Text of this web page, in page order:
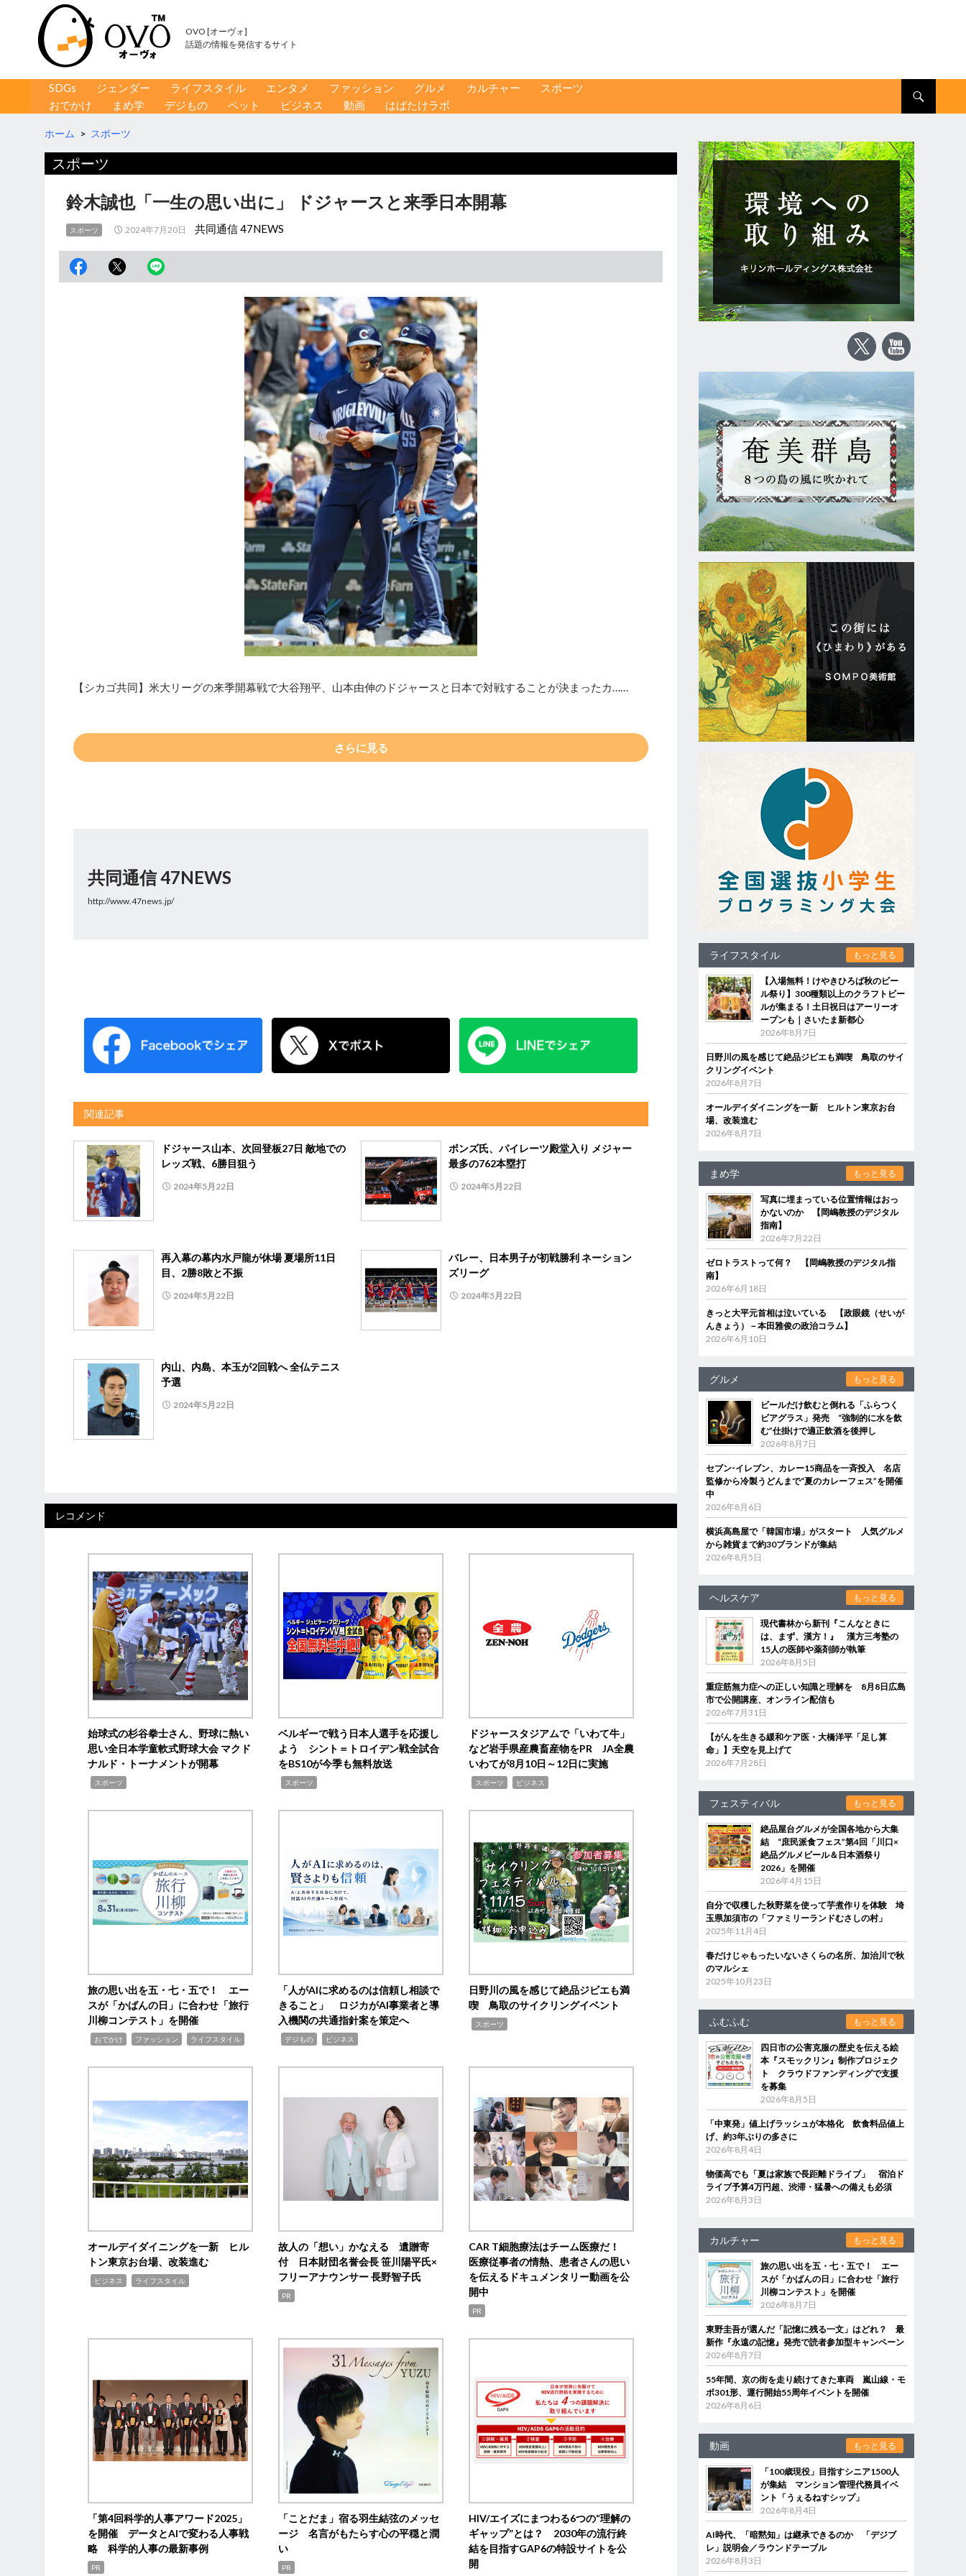
OVO [オーヴォ]
話題の情報を発信するサイト
コンテンツへ移動
SDGs ジェンダー ライフスタイル エンタメ ファッション グルメ カルチャー
スポーツ
おでかけ
まめ学 デジもの ペット ビジネス 動画 はばたけラボ
ホーム > スポーツ
スポーツ
鈴木誠也「一生の思い出に」 ドジャースと来季日本開幕
スポーツ 2024年7月20日 共同通信 47NEWS
【シカゴ共同】米大リーグの来季開幕戦で大谷翔平、山本由伸のドジャースと日本で対戦することが決まったカ……
さらに見る
共同通信 47NEWS
http://www.47news.jp/
関連記事
ドジャース山本、次回登板27日 敵地での
レッズ戦、6勝目狙う
2024年5月22日
ボンズ氏、パイレーツ殿堂入り メジャー
最多の762本塁打
2024年5月22日
再入幕の幕内水戸龍が休場 夏場所11日
目、2勝8敗と不振
2024年5月22日
バレー、日本男子が初戦勝利 ネーション
ズリーグ
2024年5月22日
内山、内島、本玉が2回戦へ 全仏テニス
予選
2024年5月22日
レコメンド
始球式の杉谷拳士さん、野球に熱い
思い全日本学童軟式野球大会 マクド
ナルド・トーナメントが開幕
スポーツ
ベルギーで戦う日本人選手を応援し
よう シント＝トロイデン戦全試合
をBS10が今季も無料放送
スポーツ
ドジャースタジアムで「いわて牛」
など岩手県産農畜産物をPR JA全農
いわてが8月10日～12日に実施
スポーツ ビジネス
旅の思い出を五・七・五で！ エー
スが「かばんの日」に合わせ「旅行
川柳コンテスト」を開催
おでかけ ファッション ライフスタイル
「人がAIに求めるのは信頼し相談で
きること」 ロジカがAI事業者と導
入機関の共通指針案を策定へ
デジもの ビジネス
日野川の風を感じて絶品ジビエも満
喫 鳥取のサイクリングイベント
スポーツ
オールデイダイニングを一新 ヒル
トン東京お台場、改装進む
ビジネス ライフスタイル
故人の「想い」かなえる 遺贈寄
付 日本財団名誉会長 笹川陽平氏×
フリーアナウンサー 長野智子氏
PR
CAR T細胞療法はチーム医療だ！
医療従事者の情熱、患者さんの思い
を伝えるドキュメンタリー動画を公
開中
PR
「第4回科学的人事アワード2025」
を開催 データとAIで変わる人事戦
略 科学的人事の最新事例
PR
「ことだま」宿る羽生結弦のメッセ
ージ 名言がもたらす心の平穏と潤
い
PR
HIV/エイズにまつわる6つの“理解の
ギャップ”とは？ 2030年の流行終
結を目指すGAP6の特設サイトを公
開
ライフスタイル もっと見る
【入場無料！けやきひろば秋のビー
ル祭り】300種類以上のクラフトビー
ルが集まる！土日祝日はアーリーオ
ープンも｜さいたま新都心
2026年8月7日
日野川の風を感じて絶品ジビエも満喫 鳥取のサイ
クリングイベント
2026年8月7日
オールデイダイニングを一新 ヒルトン東京お台
場、改装進む
2026年8月7日
まめ学 もっと見る
写真に埋まっている位置情報はおっ
かないのか 【岡嶋教授のデジタル
指南】
2026年7月22日
ゼロトラストって何？ 【岡嶋教授のデジタル指
南】
2026年6月18日
きっと大平元首相は泣いている 【政眼鏡（せいが
んきょう）－本田雅俊の政治コラム】
2026年6月10日
グルメ もっと見る
ビールだけ飲むと倒れる「ふらつく
ビアグラス」発売 “強制的に水を飲
む”仕掛けで適正飲酒を後押し
2026年8月7日
セブン‐イレブン、カレー15商品を一斉投入 名店
監修から冷製うどんまで“夏のカレーフェス”を開催
中
2026年8月6日
横浜高島屋で「韓国市場」がスタート 人気グルメ
から雑貨まで約30ブランドが集結
2026年8月5日
ヘルスケア もっと見る
現代書林から新刊『こんなときに
は、まず、漢方！』 漢方三考塾の
15人の医師や薬剤師が執筆
2026年8月5日
重症筋無力症への正しい知識と理解を 8月8日広島
市で公開講座、オンライン配信も
2026年7月31日
【がんを生きる緩和ケア医・大橋洋平「足し算
命」】天空を見上げて
2026年7月28日
フェスティバル もっと見る
絶品屋台グルメが全国各地から大集
結 “庶民派食フェス”第4回「川口×
絶品グルメビール＆日本酒祭り
2026」を開催
2026年4月15日
自分で収穫した秋野菜を使って芋煮作りを体験 埼
玉県加須市の「ファミリーランドむさしの村」
2025年11月4日
春だけじゃもったいないさくらの名所、加治川で秋
のマルシェ
2025年10月23日
ふむふむ もっと見る
四日市の公害克服の歴史を伝える絵
本『スモックリン』制作プロジェク
ト クラウドファンディングで支援
を募集
2026年8月5日
「中東発」値上げラッシュが本格化 飲食料品値上
げ、約3年ぶりの多さに
2026年8月4日
物価高でも「夏は家族で長距離ドライブ」 宿泊ド
ライブ予算4万円超、渋滞・猛暑への備えも必須
2026年8月3日
カルチャー もっと見る
旅の思い出を五・七・五で！ エー
スが「かばんの日」に合わせ「旅行
川柳コンテスト」を開催
2026年8月7日
東野圭吾が選んだ「記憶に残る一文」はどれ？ 最
新作『永遠の記憶』発売で読者参加型キャンペーン
2026年8月7日
55年間、京の街を走り続けてきた車両 嵐山線・モ
ボ301形、運行開始55周年イベントを開催
2026年8月6日
動画 もっと見る
「100歳現役」目指すシニア1500人
が集結 マンション管理代務員イベ
ント「うぇるねすシップ」
2026年8月4日
AI時代、「暗黙知」は継承できるのか 「デジブ
レ」説明会／ラウンドテーブル
2026年8月3日